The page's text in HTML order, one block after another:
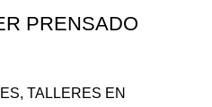
PRENSADO
, TALLERES EN